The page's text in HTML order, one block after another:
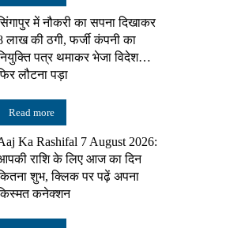
में नौकरी का सपना दिखाकर
लाख की ठगी, फर्जी कंपनी का
पत्र थमाकर भेजा विदेश…
लौटना पड़ा
Read more
Ka Rashifal 7 August 2026:
राशि के लिए आज का दिन
शुभ, क्लिक पर पढ़ें अपना
कनेक्शन